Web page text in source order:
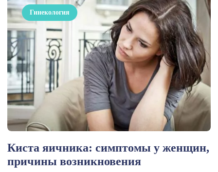
Гинекология
Киста яичника: симптомы у женщин,
причины возникновения